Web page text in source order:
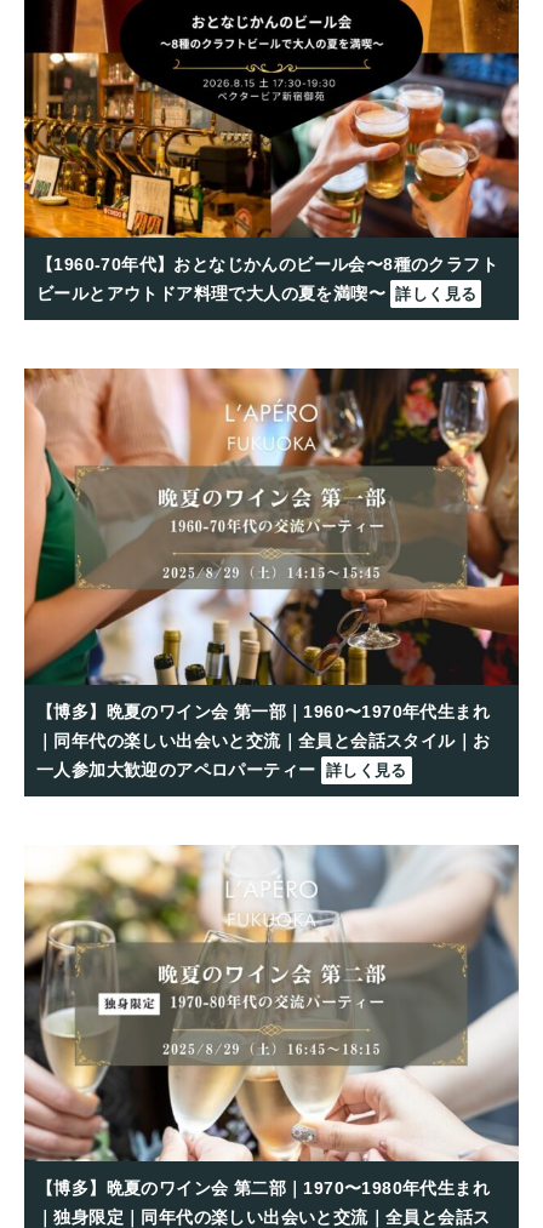
【1960-70年代】おとなじかんのビール会〜8種のクラフト
ビールとアウトドア料理で大人の夏を満喫〜 詳しく見る
【博多】晩夏のワイン会 第一部｜1960〜1970年代生まれ
｜同年代の楽しい出会いと交流｜全員と会話スタイル｜お
一人参加大歓迎のアペロパーティー 詳しく見る
【博多】晩夏のワイン会 第二部｜1970〜1980年代生まれ
｜独身限定｜同年代の楽しい出会いと交流｜全員と会話ス